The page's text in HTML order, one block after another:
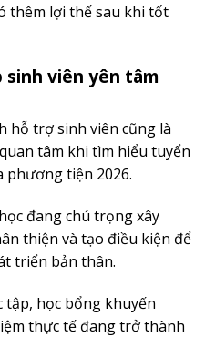
thêm lợi thế sau khi tốt
sinh viên yên tâm
hỗ trợ sinh viên cũng là
tâm khi tìm hiểu tuyển
tiện 2026.
đang chú trọng xây
thiện và tạo điều kiện để
triển bản thân.
học bổng khuyến
thực tế đang trở thành